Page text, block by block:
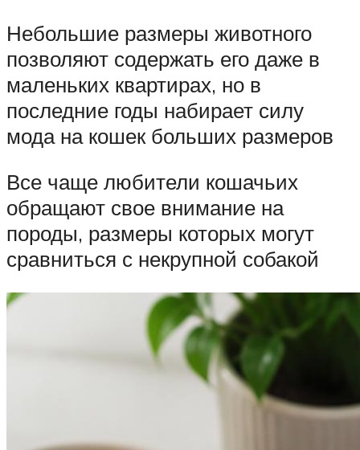
Небольшие размеры животного
позволяют содержать его даже в
маленьких квартирах, но в
последние годы набирает силу
мода на кошек больших размеров
Все чаще любители кошачьих
обращают свое внимание на
породы, размеры которых могут
сравниться с некрупной собакой